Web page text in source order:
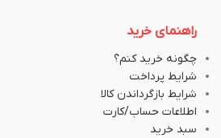
راهنمای خرید
چگونه خرید کنم؟
شرایط پرداخت
شرایط بازگرداندن کالا
اطلاعات حساب/کارت
سبد خرید